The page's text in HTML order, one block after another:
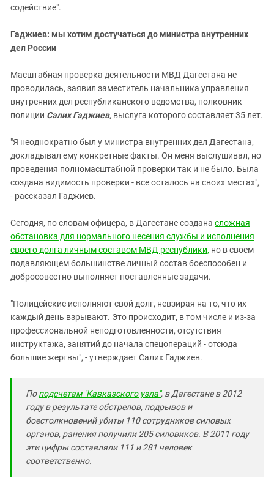
содействие".
Гаджиев: мы хотим достучаться до министра внутренних
дел России
Масштабная проверка деятельности МВД Дагестана не
проводилась, заявил заместитель начальника управления
внутренних дел республиканского ведомства, полковник
полиции Салих Гаджиев, выслуга которого составляет 35 лет.
"Я неоднократно был у министра внутренних дел Дагестана,
докладывал ему конкретные факты. Он меня выслушивал, но
проведения полномасштабной проверки так и не было. Была
создана видимость проверки - все осталось на своих местах",
- рассказал Гаджиев.
Сегодня, по словам офицера, в Дагестане создана сложная
обстановка для нормального несения службы и исполнения
своего долга личным составом МВД республики, но в своем
подавляющем большинстве личный состав боеспособен и
добросовестно выполняет поставленные задачи.
"Полицейские исполняют свой долг, невзирая на то, что их
каждый день взрывают. Это происходит, в том числе и из-за
профессиональной неподготовленности, отсутствия
инструктажа, занятий до начала спецопераций - отсюда
большие жертвы", - утверждает Салих Гаджиев.
Поподсчетам "Кавказского узла", в Дагестане в 2012
году в результате обстрелов, подрывов и
боестолкновений убиты 110 сотрудников силовых
органов, ранения получили 205 силовиков. В 2011 году
эти цифры составляли 111 и 281 человек
соответственно.